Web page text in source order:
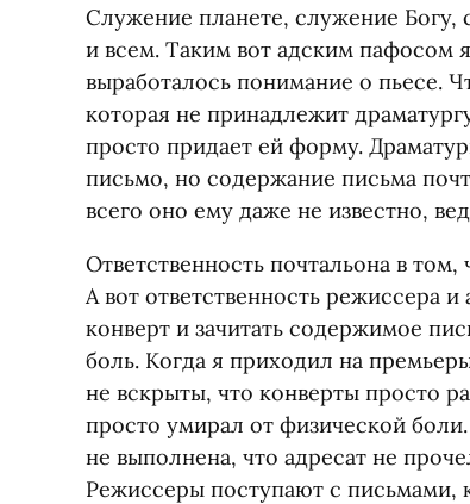
Служение планете, служение
и всем. Таким вот адским пафосом
выработалось понимание о пьесе.
которая не принадлежит
просто придает ей форму.
письмо, но содержание письма
всего оно ему даже не известно,
Ответственность почтальона в
А вот ответственность режиссера
конверт и зачитать содержимое
боль. Когда я приходил на
не вскрыты, что конверты просто
просто умирал от физической
не выполнена, что адресат не
Режиссеры поступают с